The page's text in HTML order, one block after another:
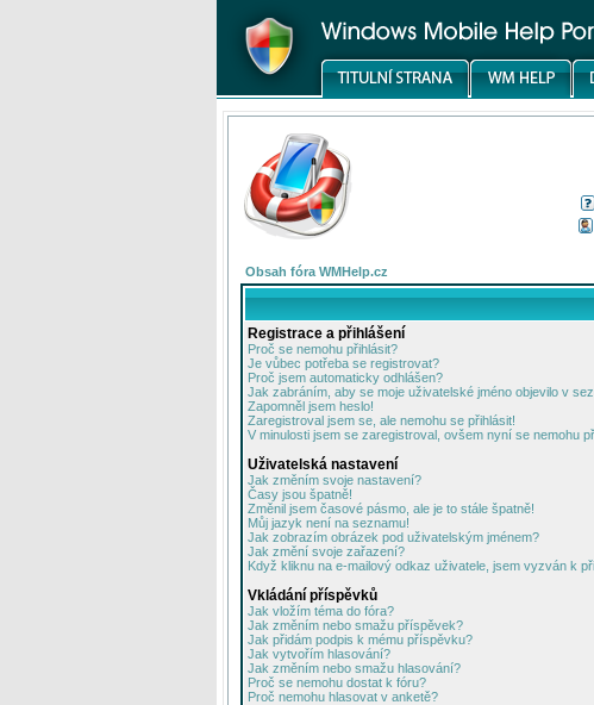
Obsah fóra WMHelp.cz
Registrace a přihlášení
Proč se nemohu přihlásit?
Je vůbec potřeba se registrovat?
Proč jsem automaticky odhlášen?
Jak zabráním, aby se moje uživatelské jméno objevilo v
Zapomněl jsem heslo!
Zaregistroval jsem se, ale nemohu se přihlásit!
V minulosti jsem se zaregistroval, ovšem nyní se nemohu
Uživatelská nastavení
Jak změním svoje nastavení?
Časy jsou špatně!
Změnil jsem časové pásmo, ale je to stále špatně!
Můj jazyk není na seznamu!
Jak zobrazím obrázek pod uživatelským jménem?
Jak změní svoje zařazení?
Když kliknu na e-mailový odkaz uživatele, jsem vyzván k
Vkládání příspěvků
Jak vložím téma do fóra?
Jak změním nebo smažu příspěvek?
Jak přidám podpis k mému příspěvku?
Jak vytvořím hlasování?
Jak změním nebo smažu hlasování?
Proč se nemohu dostat k fóru?
Proč nemohu hlasovat v anketě?